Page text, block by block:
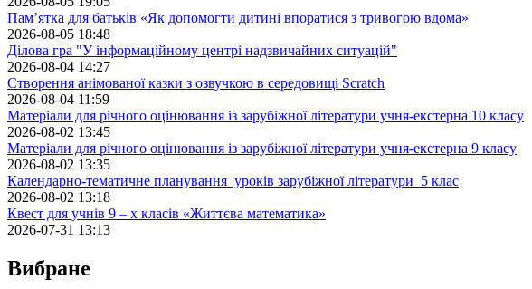
Пам’ятка для батьків «Як допомогти дитині впоратися з тривогою вдома»
2026-08-05 18:48
Ділова гра "У інформаційному центрі надзвичайних ситуацій"
2026-08-04 14:27
Створення анімованої казки з озвучкою в середовищі Scratch
2026-08-04 11:59
Матеріали для річного оцінювання із зарубіжної літератури учня-екстерна 10 класу
2026-08-02 13:45
Матеріали для річного оцінювання із зарубіжної літератури учня-екстерна 9 класу
2026-08-02 13:35
Календарно-тематичне планування уроків зарубіжної літератури 5 клас
2026-08-02 13:18
Квест для учнів 9 – х класів «Життєва математика»
2026-07-31 13:13
Вибране